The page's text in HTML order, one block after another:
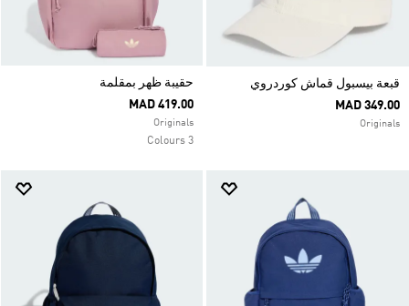
قبعة بيسبول قماش كوردروي
MAD 349.00
Originals
حقيبة ظهر بمقلمة
MAD 419.00
Originals
3 Colours